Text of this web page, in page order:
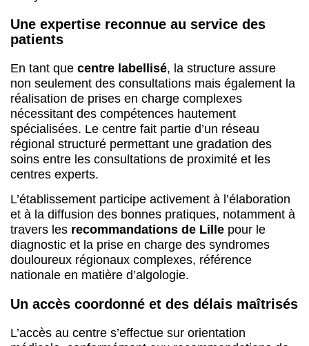
Une expertise reconnue au service des
patients
En tant que centre labellisé, la structure assure
non seulement des consultations mais également la
réalisation de prises en charge complexes
nécessitant des compétences hautement
spécialisées. Le centre fait partie d’un réseau
régional structuré permettant une gradation des
soins entre les consultations de proximité et les
centres experts.
L’établissement participe activement à l’élaboration
et à la diffusion des bonnes pratiques, notamment à
travers les recommandations de Lille pour le
diagnostic et la prise en charge des syndromes
douloureux régionaux complexes, référence
nationale en matière d’algologie.
Un accès coordonné et des délais maîtrisés
L’accès au centre s’effectue sur orientation